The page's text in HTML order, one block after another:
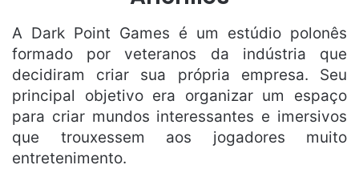
A Dark Point Games é um estúdio polonês
formado por veteranos da indústria que
decidiram criar sua própria empresa. Seu
principal objetivo era organizar um espaço
para criar mundos interessantes e imersivos
que trouxessem aos jogadores muito
entretenimento.